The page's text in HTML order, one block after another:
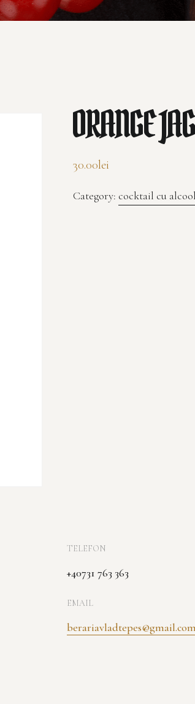
ORANGE
30.00lei
Category: cocktail cu
TELEFON
+40731 763 363
EMAIL